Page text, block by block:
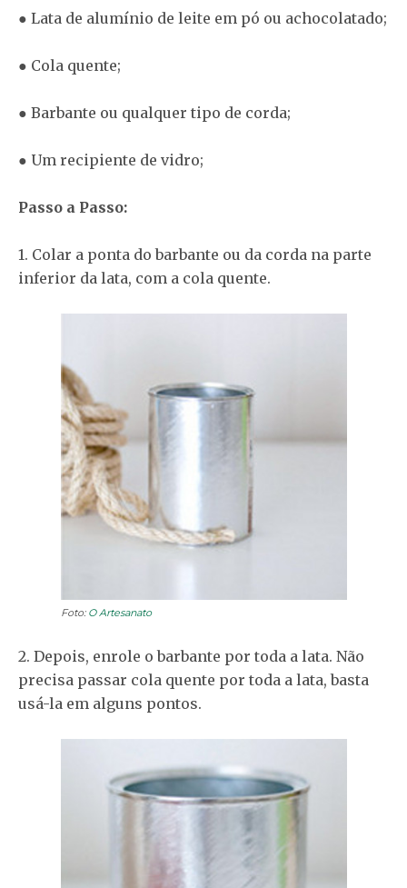
● Lata de alumínio de leite em pó ou achocolatado;
● Cola quente;
● Barbante ou qualquer tipo de corda;
● Um recipiente de vidro;
Passo a Passo:
1. Colar a ponta do barbante ou da corda na parte
inferior da lata, com a cola quente.
Foto: O Artesanato
2. Depois, enrole o barbante por toda a lata. Não
precisa passar cola quente por toda a lata, basta
usá-la em alguns pontos.